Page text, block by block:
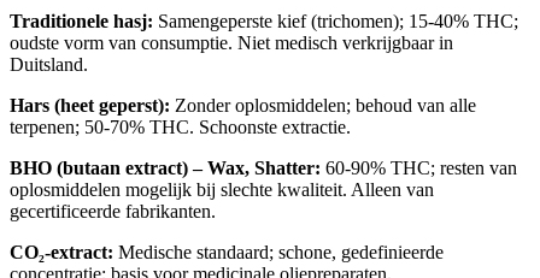
Traditionele hasj: Samengeperste kief (trichomen); 15-40% THC;
oudste vorm van consumptie. Niet medisch verkrijgbaar in
Duitsland.
Hars (heet geperst): Zonder oplosmiddelen; behoud van alle
terpenen; 50-70% THC. Schoonste extractie.
BHO (butaan extract) – Wax, Shatter: 60-90% THC; resten van
oplosmiddelen mogelijk bij slechte kwaliteit. Alleen van
gecertificeerde fabrikanten.
CO₂-extract: Medische standaard; schone, gedefinieerde